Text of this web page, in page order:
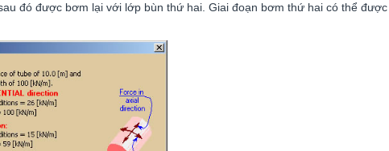
đó được bơm lại với lớp bùn thứ hai. Giai đoạn bơm thứ hai có thể